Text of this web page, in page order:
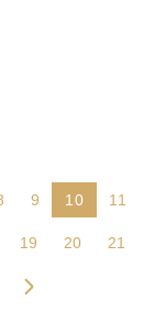
9 10 11
19 20 21